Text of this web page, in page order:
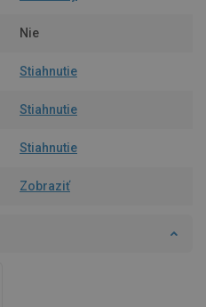
Nie
Stiahnutie
Stiahnutie
Stiahnutie
Zobraziť